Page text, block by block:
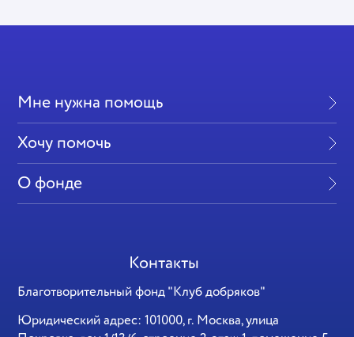
Мне нужна помощь
Хочу помочь
О фонде
Контакты
Благотворительный фонд "Клуб добряков"
Юридический адрес: 101000, г. Москва, улица